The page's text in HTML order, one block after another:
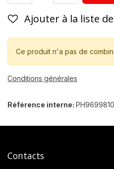
Ajouter à la liste
Ce produit n'a pas de
Conditions générales
Référence interne:
Contacts